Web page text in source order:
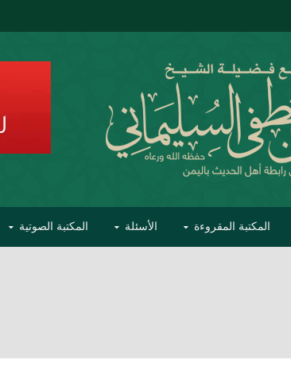
المكتبة المقروءة الأسئلة المكتبة الصوتية